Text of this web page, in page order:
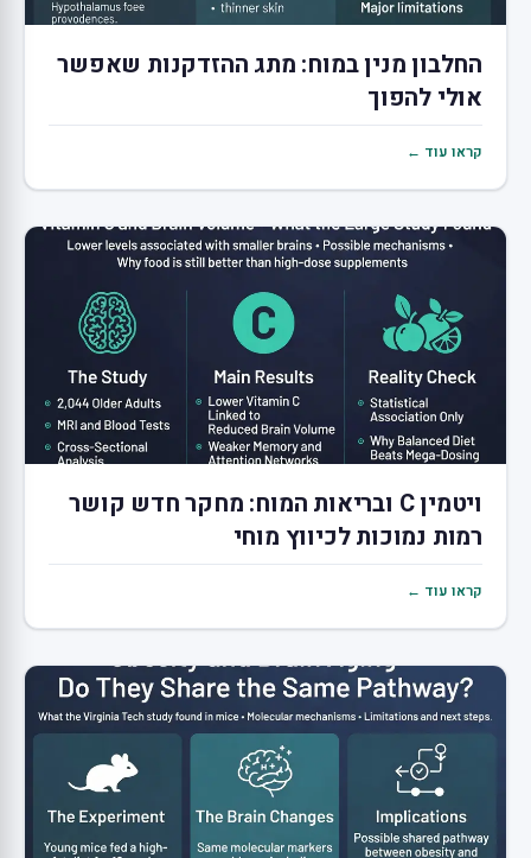
החלבון מנין במוח: מתג ההזדקנות שאפשר
אולי להפוך
קראו עוד ←
ויטמין C ובריאות המוח: מחקר חדש קושר
רמות נמוכות לכיווץ מוחי
קראו עוד ←